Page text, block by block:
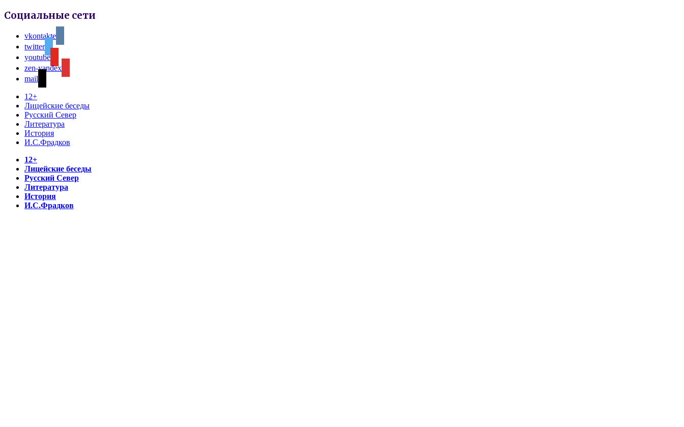
Социальные сети
vkontakte
twitter
youtube
zen-yandex
mail
12+
Лицейские беседы
Русский Север
Литература
История
И.С.Фрадков
12+
Лицейские беседы
Русский Север
Литература
История
И.С.Фрадков